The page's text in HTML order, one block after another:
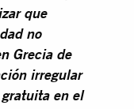
que
no
Grecia de
irregular
en el